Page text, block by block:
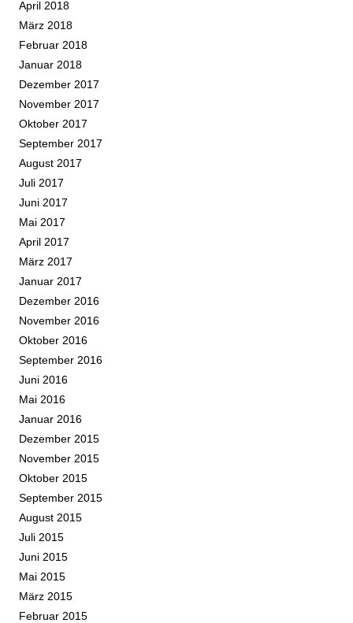
April 2018
März 2018
Februar 2018
Januar 2018
Dezember 2017
November 2017
Oktober 2017
September 2017
August 2017
Juli 2017
Juni 2017
Mai 2017
April 2017
März 2017
Januar 2017
Dezember 2016
November 2016
Oktober 2016
September 2016
Juni 2016
Mai 2016
Januar 2016
Dezember 2015
November 2015
Oktober 2015
September 2015
August 2015
Juli 2015
Juni 2015
Mai 2015
März 2015
Februar 2015